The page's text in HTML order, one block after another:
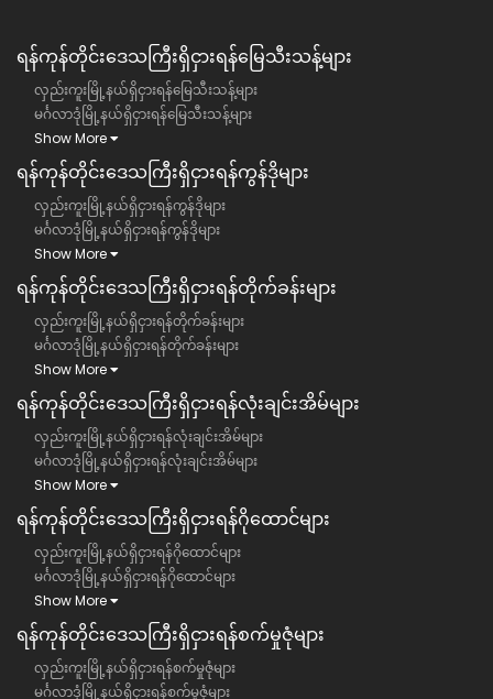
ရန်ကုန်တိုင်းဒေသကြီး​​ရှိငှားရန်မြေသီးသန့်များ
လှည်းကူးမြို့နယ်ရှိငှားရန်မြေသီးသန့်များ
မင်္ဂလာဒုံမြို့နယ်ရှိငှားရန်မြေသီးသန့်များ
Show More
ရန်ကုန်တိုင်းဒေသကြီး​​ရှိငှားရန်ကွန်ဒိုများ
လှည်းကူးမြို့နယ်ရှိငှားရန်ကွန်ဒိုများ
မင်္ဂလာဒုံမြို့နယ်ရှိငှားရန်ကွန်ဒိုများ
Show More
ရန်ကုန်တိုင်းဒေသကြီး​​ရှိငှားရန်တိုက်ခန်းများ
လှည်းကူးမြို့နယ်ရှိငှားရန်တိုက်ခန်းများ
မင်္ဂလာဒုံမြို့နယ်ရှိငှားရန်တိုက်ခန်းများ
Show More
ရန်ကုန်တိုင်းဒေသကြီး​​ရှိငှားရန်လုံးချင်းအိမ်များ
လှည်းကူးမြို့နယ်ရှိငှားရန်လုံးချင်းအိမ်များ
မင်္ဂလာဒုံမြို့နယ်ရှိငှားရန်လုံးချင်းအိမ်များ
Show More
ရန်ကုန်တိုင်းဒေသကြီး​​ရှိငှားရန်ဂိုထောင်များ
လှည်းကူးမြို့နယ်ရှိငှားရန်ဂိုထောင်များ
မင်္ဂလာဒုံမြို့နယ်ရှိငှားရန်ဂိုထောင်များ
Show More
ရန်ကုန်တိုင်းဒေသကြီး​​ရှိငှားရန်စက်မှုဇုံများ
လှည်းကူးမြို့နယ်ရှိငှားရန်စက်မှုဇုံများ
မင်္ဂလာဒုံမြို့နယ်ရှိငှားရန်စက်မှုဇုံများ